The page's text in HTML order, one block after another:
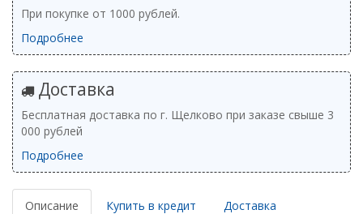
При покупке от 1000 рублей.
Подробнее
Доставка
Бесплатная доставка по г. Щелково при заказе свыше 3
000 рублей
Подробнее
Описание Купить в кредит Доставка